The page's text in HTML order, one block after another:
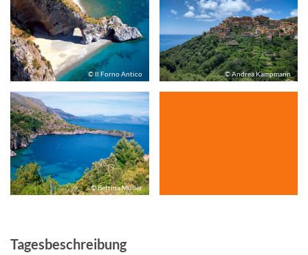
© Il Forno Antico © Andrea Kampmann
© Bettina Müller
Tagesbeschreibung